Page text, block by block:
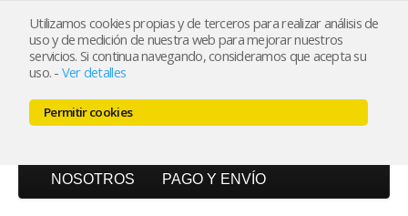
Utilizamos cookies propias y de terceros para realizar análisis de
uso y de medición de nuestra web para mejorar nuestros
servicios. Si continua navegando, consideramos que acepta su
uso. - Ver detalles
Permitir cookies
Mi cuenta
NOSOTROS PAGO Y ENVÍO